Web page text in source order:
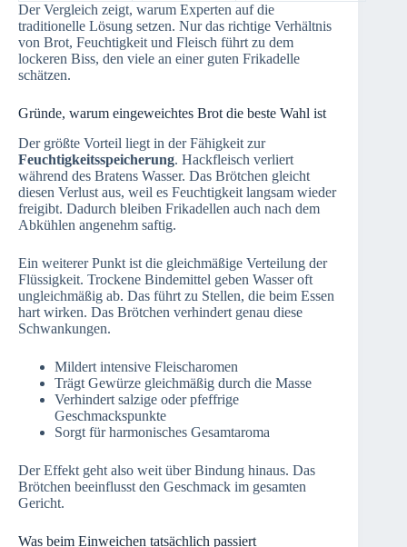
Der Vergleich zeigt, warum Experten auf die
traditionelle Lösung setzen. Nur das richtige Verhältnis
von Brot, Feuchtigkeit und Fleisch führt zu dem
lockeren Biss, den viele an einer guten Frikadelle
schätzen.
Gründe, warum eingeweichtes Brot die beste Wahl ist
Der größte Vorteil liegt in der Fähigkeit zur
Feuchtigkeitsspeicherung. Hackfleisch verliert
während des Bratens Wasser. Das Brötchen gleicht
diesen Verlust aus, weil es Feuchtigkeit langsam wieder
freigibt. Dadurch bleiben Frikadellen auch nach dem
Abkühlen angenehm saftig.
Ein weiterer Punkt ist die gleichmäßige Verteilung der
Flüssigkeit. Trockene Bindemittel geben Wasser oft
ungleichmäßig ab. Das führt zu Stellen, die beim Essen
hart wirken. Das Brötchen verhindert genau diese
Schwankungen.
Mildert intensive Fleischaromen
Trägt Gewürze gleichmäßig durch die Masse
Verhindert salzige oder pfeffrige
Geschmackspunkte
Sorgt für harmonisches Gesamtaroma
Der Effekt geht also weit über Bindung hinaus. Das
Brötchen beeinflusst den Geschmack im gesamten
Gericht.
Was beim Einweichen tatsächlich passiert